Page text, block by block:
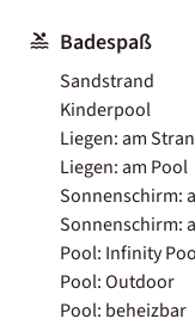
Badespaß
Sandstrand
Kinderpool
Liegen: am
Liegen: am Pool
Sonnenschirm:
Sonnenschirm:
Pool: Infinity
Pool: Outdoor
Pool: beheizbar